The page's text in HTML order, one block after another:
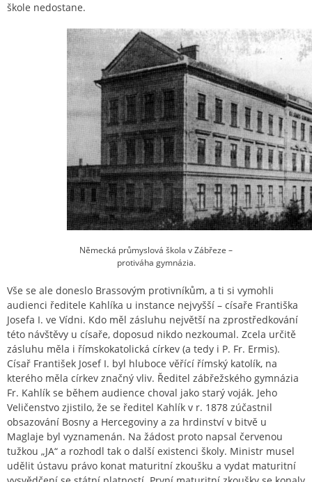
škole nedostane.
Německá průmyslová škola v Zábřeze –
protiváha gymnázia.
Vše se ale doneslo Brassovým protivníkům, a ti si vymohli
audienci ředitele Kahlíka u instance nejvyšší – císaře Františka
Josefa I. ve Vídni. Kdo měl zásluhu největší na zprostředkování
této návštěvy u císaře, doposud nikdo nezkoumal. Zcela určitě
zásluhu měla i římskokatolická církev (a tedy i P. Fr. Ermis).
Císař František Josef I. byl hluboce věřící římský katolík, na
kterého měla církev značný vliv. Ředitel zábřežského gymnázia
Fr. Kahlík se během audience choval jako starý voják. Jeho
Veličenstvo zjistilo, že se ředitel Kahlík v r. 1878 zúčastnil
obsazování Bosny a Hercegoviny a za hrdinství v bitvě u
Maglaje byl vyznamenán. Na žádost proto napsal červenou
tužkou „JA“ a rozhodl tak o další existenci školy. Ministr musel
udělit ústavu právo konat maturitní zkoušku a vydat maturitní